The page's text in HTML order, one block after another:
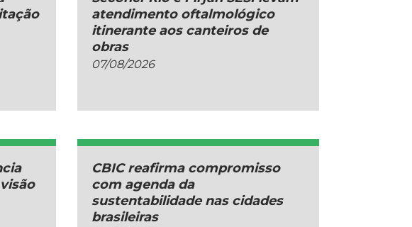
atendimento oftalmológico
itinerante aos canteiros de
obras
07/08/2026
CBIC reafirma compromisso
com agenda da
sustentabilidade nas cidades
brasileiras